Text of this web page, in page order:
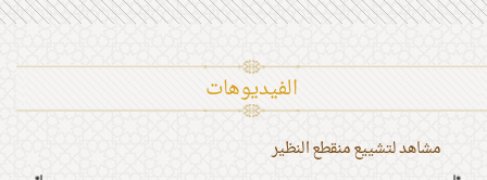
الفیدیوهات
مشاهد لتشييع منقطع النظير